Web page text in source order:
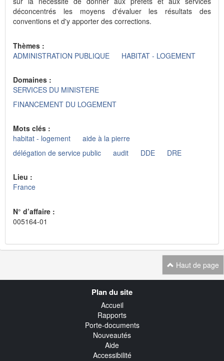
déconcentrés les moyens d'évaluer les résultats des
conventions et d'y apporter des corrections.
Thèmes :
ADMINISTRATION PUBLIQUE
HABITAT - LOGEMENT
Domaines :
SERVICES DU MINISTERE
FINANCEMENT DU LOGEMENT
Mots clés :
habitat - logement
aide à la pierre
délégation de service public
audit DDE DRE
Lieu :
France
N° d’affaire :
005164-01
Haut de page
Plan du site
Accueil
Rapports
Porte-documents
Nouveautés
Aide
Accessibilité